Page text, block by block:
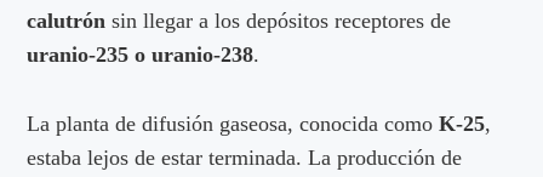
calutrón sin llegar a los depósitos receptores de
uranio-235 o uranio-238.
La planta de difusión gaseosa, conocida comoK-25,
estaba lejos de estar terminada. La producción de